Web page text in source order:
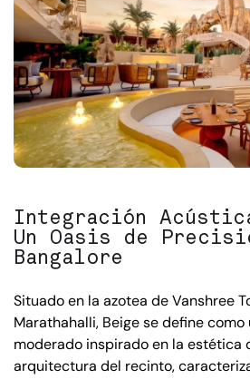
Integración
Un Oasis de
Bangalore
Situado en la azotea de Vanshree
Marathahalli, Beige se define
moderado inspirado en la estética
arquitectura del recinto,